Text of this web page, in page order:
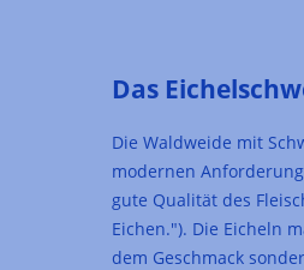
Das
Die Waldweide mit
modernen
gute Qualität des
Eichen."). Die Eicheln
dem Geschmack